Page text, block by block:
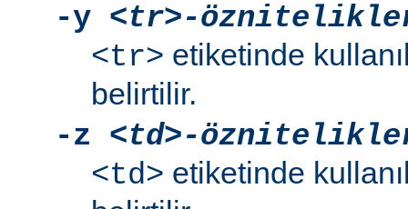
-y <tr>-
<tr> etiketinde
belirtilir.
-z
<td>-
<td> etiketinde